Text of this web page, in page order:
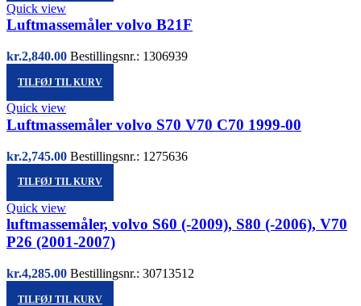
Quick view
Luftmassemåler volvo B21F
kr.2,840.00 Bestillingsnr.: 1306939
TILFØJ TIL KURV
Quick view
Luftmassemåler volvo S70 V70 C70 1999-00
kr.2,745.00 Bestillingsnr.: 1275636
TILFØJ TIL KURV
Quick view
luftmassemåler, volvo S60 (-2009), S80 (-2006), V70
P26 (2001-2007)
kr.4,285.00 Bestillingsnr.: 30713512
TILFØJ TIL KURV